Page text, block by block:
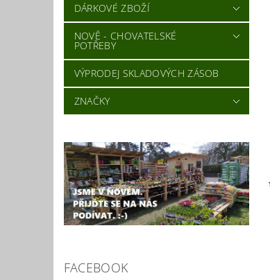
DÁRKOVÉ ZBOŽÍ
NOVĚ - CHOVATELSKÉ
POTŘEBY
VÝPRODEJ SKLADOVÝCH ZÁSOB
ZNAČKY
FACEBOOK